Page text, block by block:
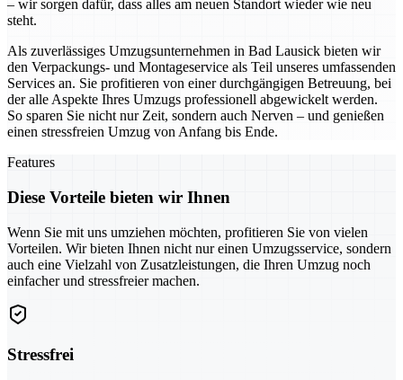
– wir sorgen dafür, dass alles am neuen Standort wieder wie neu
steht.
Als zuverlässiges Umzugsunternehmen in Bad Lausick bieten wir
den Verpackungs- und Montageservice als Teil unseres umfassenden
Services an. Sie profitieren von einer durchgängigen Betreuung, bei
der alle Aspekte Ihres Umzugs professionell abgewickelt werden.
So sparen Sie nicht nur Zeit, sondern auch Nerven – und genießen
einen stressfreien Umzug von Anfang bis Ende.
Features
Diese Vorteile bieten wir Ihnen
Wenn Sie mit uns umziehen möchten, profitieren Sie von vielen
Vorteilen. Wir bieten Ihnen nicht nur einen Umzugsservice, sondern
auch eine Vielzahl von Zusatzleistungen, die Ihren Umzug noch
einfacher und stressfreier machen.
Stressfrei